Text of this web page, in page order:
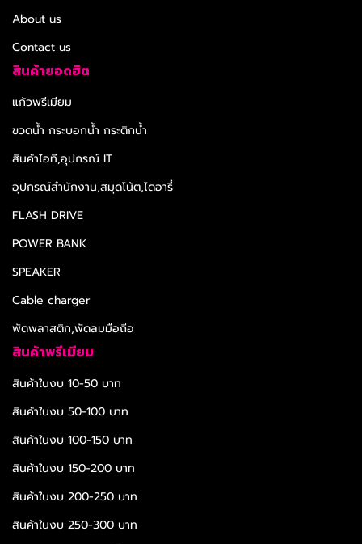
About us
Contact us
สินค้ายอดฮิต
แก้วพรีเมียม
ขวดน้ำ กระบอกน้ำ กระติกน้ำ
สินค้าไอที,อุปกรณ์ IT
อุปกรณ์สำนักงาน,สมุดโน้ต,ไดอารี่
FLASH DRIVE
POWER BANK
SPEAKER
Cable charger
พัดพลาสติก,พัดลมมือถือ
สินค้าพรีเมียม
สินค้าในงบ 10-50 บาท
สินค้าในงบ 50-100 บาท
สินค้าในงบ 100-150 บาท
สินค้าในงบ 150-200 บาท
สินค้าในงบ 200-250 บาท
สินค้าในงบ 250-300 บาท